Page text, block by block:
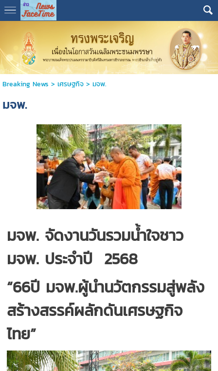
Breaking News > เศรษฐกิจ> มจพ.
มจพ.
มจพ. จัดงานวันรวมน้ำใจชาว
มจพ. ประจำปี 2568
“66ปี มจพ.ผู้นำนวัตกรรมสู่พลัง
สร้างสรรค์ผลักดันเศรษฐกิจ
ไทย”